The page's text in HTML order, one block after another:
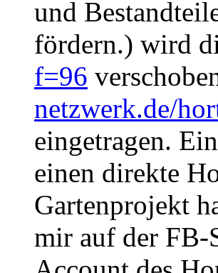
und
fördern.) wird
f=96
netzwerk.de/
eingetragen.
einen direkte
Gartenprojekt
mir auf der FB-